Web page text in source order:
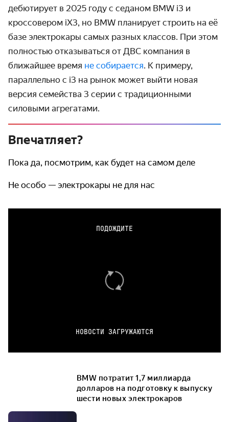
дебютирует в 2025 году с седаном BMW i3 и
кроссовером iX3, но BMW планирует строить на её
базе электрокары самых разных классов. При этом
полностью отказываться от ДВС компания в
ближайшее время не собирается. К примеру,
параллельно с i3 на рынок может выйти новая
версия семейства 3 серии с традиционными
силовыми агрегатами.
Впечатляет?
Пока да, посмотрим, как будет на самом деле
Не особо — электрокары не для нас
ПОДОЖДИТЕ
НОВОСТИ ЗАГРУЖАЮТСЯ
BMW потратит 1,7 миллиарда
долларов на подготовку к выпуску
шести новых электрокаров